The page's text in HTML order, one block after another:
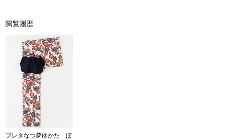
閲覧履歴
プレタなつ夢ゆかた ぼ